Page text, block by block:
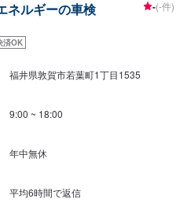
ネルギーの車検 -(-件)
済OK
福井県敦賀市若葉町1丁目1535
9:00 ~ 18:00
年中無休
平均6時間で返信